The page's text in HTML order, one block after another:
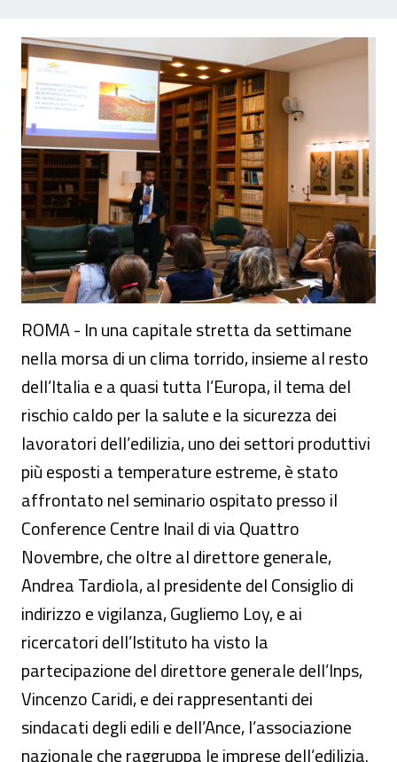
Rischio caldo e lavoro, con il progetto
ROMA - In una capitale stretta da settimane
nella morsa di un clima torrido, insieme al resto
dell’Italia e a quasi tutta l’Europa, il tema del
rischio caldo per la salute e la sicurezza dei
lavoratori dell’edilizia, uno dei settori produttivi
più esposti a temperature estreme, è stato
affrontato nel seminario ospitato presso il
Conference Centre Inail di via Quattro
Novembre, che oltre al direttore generale,
Andrea Tardiola, al presidente del Consiglio di
indirizzo e vigilanza, Gugliemo Loy, e ai
ricercatori dell’Istituto ha visto la
partecipazione del direttore generale dell’Inps,
Vincenzo Caridi, e dei rappresentanti dei
sindacati degli edili e dell’Ance, l’associazione
nazionale che raggruppa le imprese dell’edilizia.